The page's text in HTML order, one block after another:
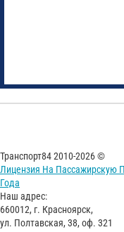
Транспорт84 2010-2026 ©
Лицензия На Пассажирскую
Года
Наш адрес:
660012, г. Красноярск,
ул. Полтавская, 38, оф. 321